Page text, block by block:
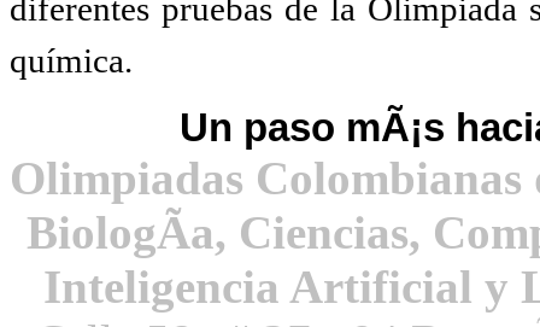
diferentes pruebas de la Olimpiada
química.
Un paso mÃ¡s
Olimpiadas Colombianas
BiologÃ­a, Ciencias,
Inteligencia Artificial y